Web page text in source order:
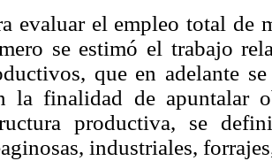
evaluar el empleo total de
se estimó el trabajo
que en adelante
la finalidad de apuntalar
productiva, se
industriales,